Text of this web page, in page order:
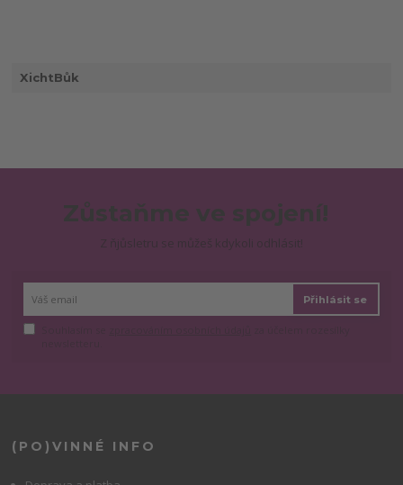
XichtBůk
Přihlásit se
(PO)VINNÉ INFO